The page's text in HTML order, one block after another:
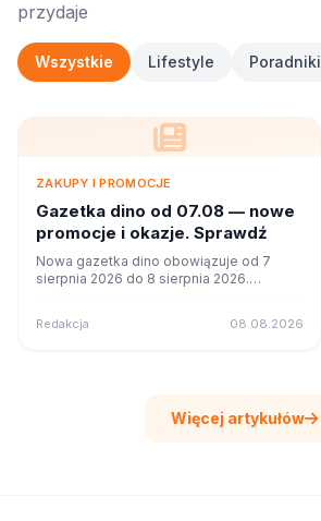
przydaje
Wszystkie Lifestyle Poradniki
ZAKUPY I PROMOCJE
Gazetka dino od 07.08 — nowe
promocje i okazje. Sprawdź
Nowa gazetka dino obowiązuje od 7
sierpnia 2026 do 8 sierpnia 2026.
Redakcja 08.08.2026
Więcej artykułów